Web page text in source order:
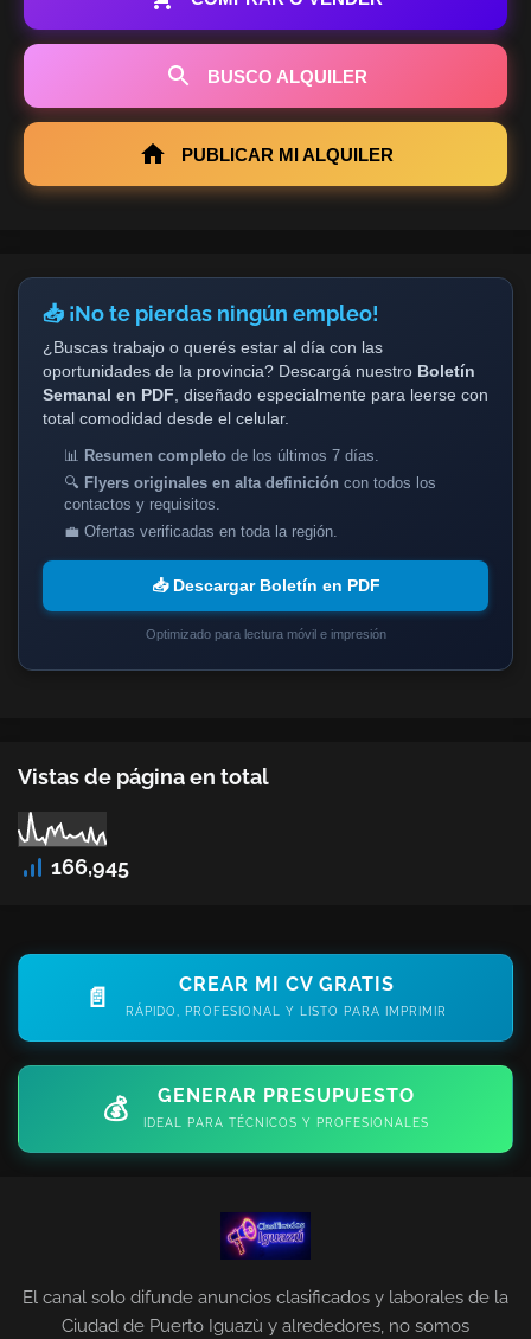
BUSCO ALQUILER
PUBLICAR MI ALQUILER
📥 ¡No te pierdas ningún empleo!
¿Buscas trabajo o querés estar al día con las
oportunidades de la provincia? Descargá nuestro Boletín
Semanal en PDF, diseñado especialmente para leerse con
total comodidad desde el celular.
📊 Resumen completo de los últimos 7 días.
🔍 Flyers originales en alta definición con todos los
contactos y requisitos.
💼 Ofertas verificadas en toda la región.
📥 Descargar Boletín en PDF
Optimizado para lectura móvil e impresión
Vistas de página en total
166,945
📄 CREAR MI CV GRATIS
RÁPIDO, PROFESIONAL Y LISTO PARA IMPRIMIR
💰 GENERAR PRESUPUESTO
IDEAL PARA TÉCNICOS Y PROFESIONALES
El canal solo difunde anuncios clasificados y laborales de la
Ciudad de Puerto Iguazù y alrededores, no somos